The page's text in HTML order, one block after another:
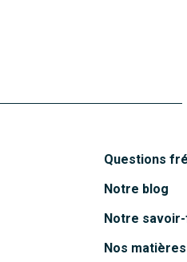
Questions
Notre blog
Notre
Nos